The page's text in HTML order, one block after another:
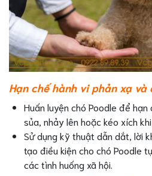
Hạn chế hành vi phản xạ và
Huấn luyện chó Poodle để
sủa, nhảy lên hoặc kéo xích
Sử dụng kỹ thuật dẫn dắt, lời
tạo điều kiện cho chó Poodle
các tình huống xã hội.